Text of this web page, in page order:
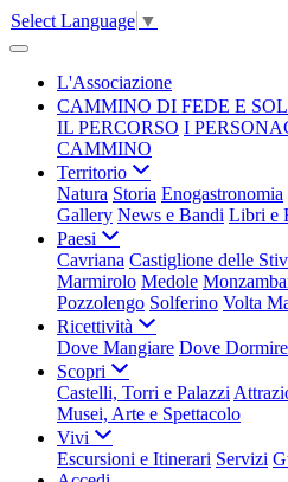
Select Language ▼
L'Associazione
CAMMINO DI FEDE E
IL PERCORSO I
CAMMINO
Territorio
Natura Storia Enogastronomia
Gallery News e Bandi Libri e
Paesi
Cavriana Castiglione delle
Marmirolo Medole
Pozzolengo Solferino Volta
Ricettività
Dove Mangiare Dove Dormire
Scopri
Castelli, Torri e Palazzi
Musei, Arte e Spettacolo
Vivi
Escursioni e Itinerari Servizi